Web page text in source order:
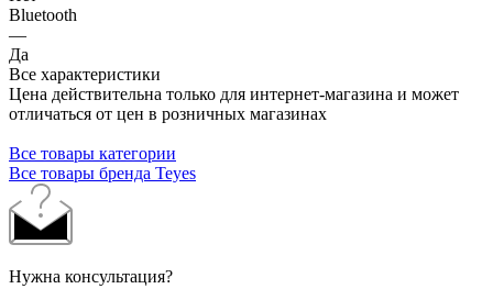
Bluetooth
—
Да
Все характеристики
Цена действительна только для интернет-магазина и может
отличаться от цен в розничных магазинах
Все товары категории
Все товары бренда Teyes
Нужна консультация?